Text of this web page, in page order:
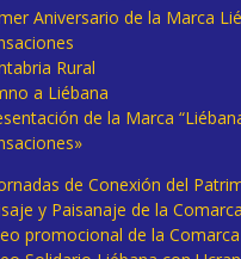
Aniversario de la Marca
Rural
a Liébana
de la Marca
de Conexión del
y Paisanaje de la
promocional de la